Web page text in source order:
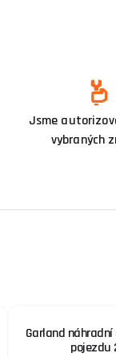
Jsme
vybraných
Garland
pojezdu